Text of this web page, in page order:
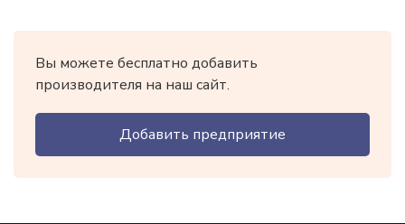
Вы можете бесплатно добавить
производителя на наш сайт.
Добавить предприятие